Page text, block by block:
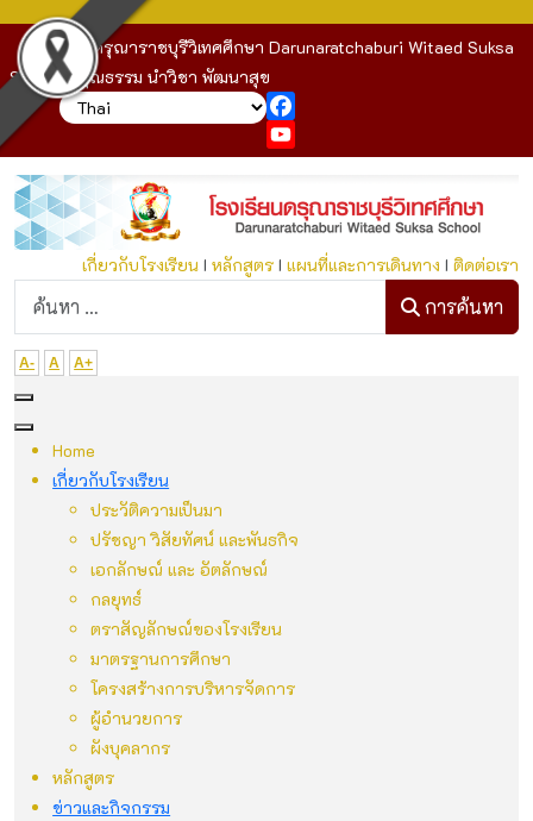
โรงเรียนดรุณาราชบุรีวิเทศศึกษา Darunaratchaburi Witaed Suksa
School : คุณธรรม นำวิชา พัฒนาสุข
YouTube
เกี่ยวกับโรงเรียนI หลักสูตรI แผนที่และการเดินทาง I ติดต่อเรา
ก
การค้นหา
A- A A+
Home
เกี่ยวกับโรงเรียน
ประวัติความเป็นมา
ปรัชญา วิสัยทัศน์ และพันธกิจ
เอกลักษณ์ และ อัตลักษณ์
กลยุทธ์
ตราสัญลักษณ์ของโรงเรียน
มาตรฐานการศึกษา
โครงสร้างการบริหารจัดการ
ผู้อำนวยการ
ผังบุคลากร
หลักสูตร
ข่าวและกิจกรรม